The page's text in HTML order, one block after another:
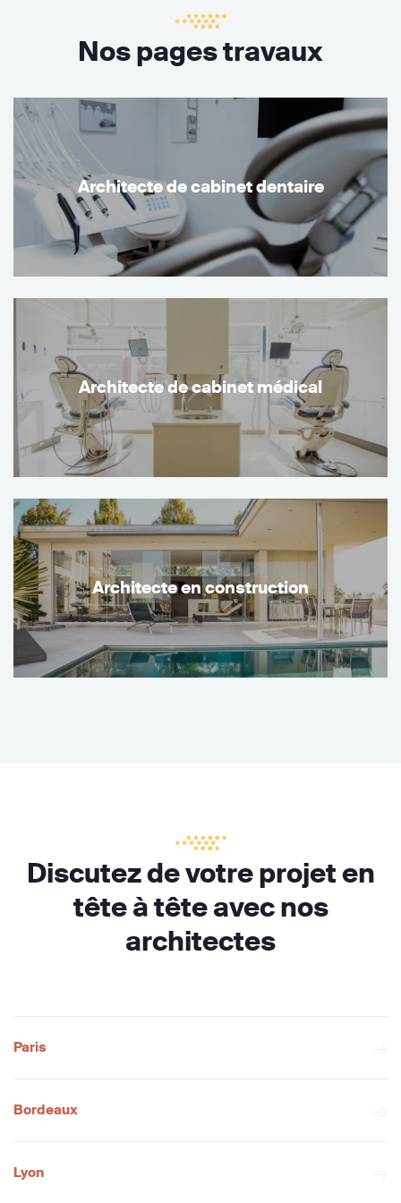
Nos pages travaux
Architecte de cabinet dentaire
Architecte de cabinet médical
Architecte en construction
Discutez de votre projet en
tête à tête avec nos
architectes
Paris
Bordeaux
Lyon